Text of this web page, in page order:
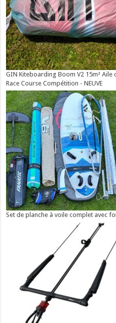
GIN Kiteboarding Boom V2 15m² Aile
Race Course Compétition - NEUVE
Set de planche à voile complet avec